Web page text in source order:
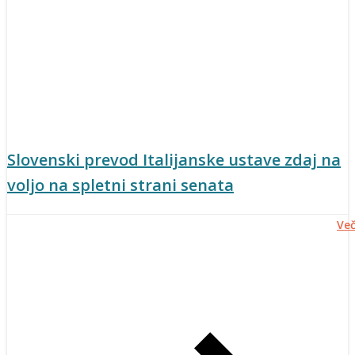
Slovenski prevod Italijanske ustave zdaj na
voljo na spletni strani senata
Več